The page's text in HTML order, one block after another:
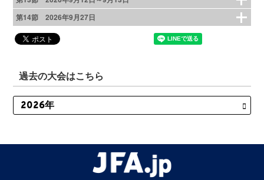
第14節 2026年9月27日
過去の大会はこちら